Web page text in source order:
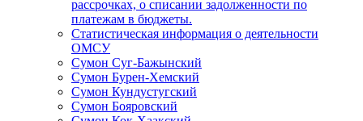
рассрочках, о списании задолженности по
платежам в бюджеты.
Статистическая информация о деятельности
ОМСУ
Сумон Суг-Бажынский
Сумон Бурен-Хемский
Сумон Кундустугский
Сумон Бояровский